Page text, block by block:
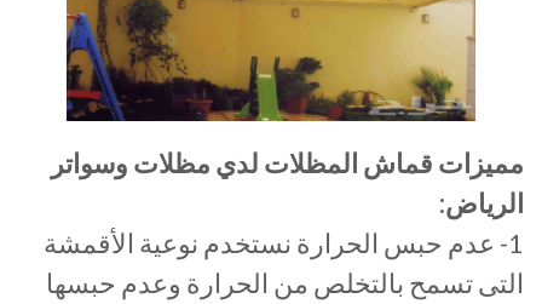
مميزات قماش المظلات لدي مظلات وسواتر
الرياض:
1- عدم حبس الحرارة نستخدم نوعية الأقمشة
التى تسمح بالتخلص من الحرارة وعدم حبسها